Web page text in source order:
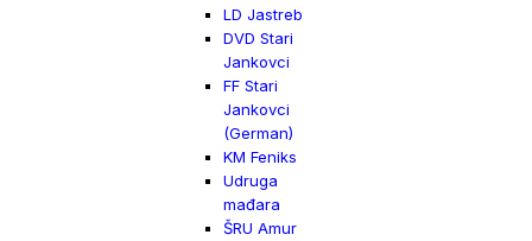
LD Jastreb
DVD Stari
Jankovci
FF Stari
Jankovci
(German)
KM Feniks
Udruga
mađara
ŠRU Amur